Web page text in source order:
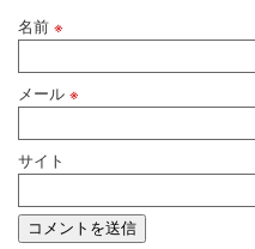
名前 ※
メール ※
サイト